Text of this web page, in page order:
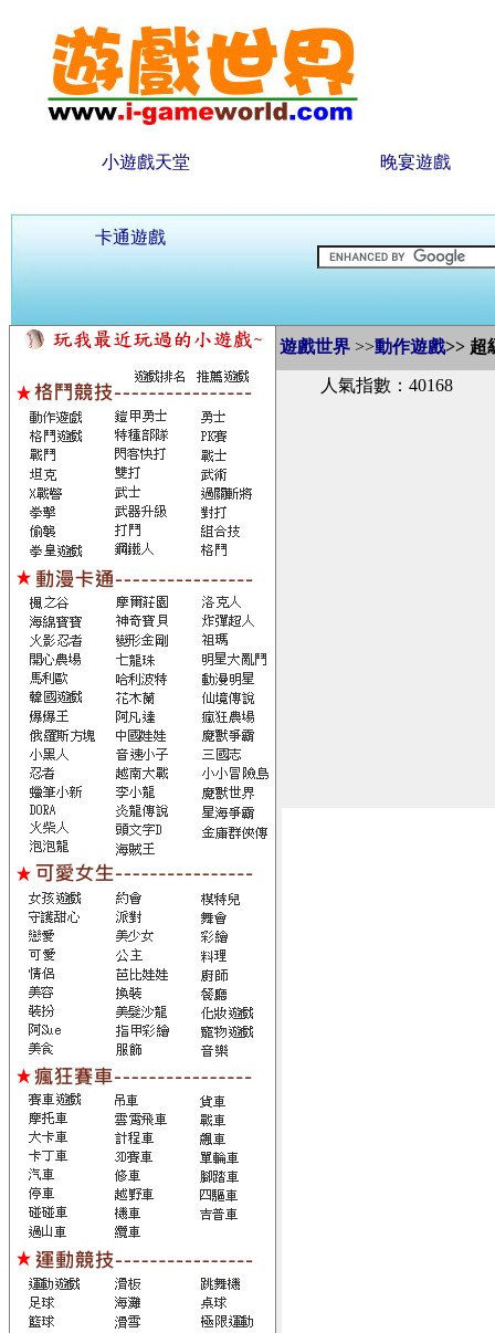
小遊戲天堂 晚宴遊戲
卡通遊戲
遊戲世界 >>動作遊戲>> 超
人氣指數：40168